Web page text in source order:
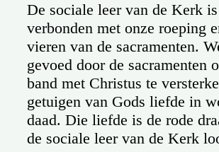
De sociale leer van de Kerk
verbonden met onze roeping
vieren van de sacramenten.
gevoed door de sacramenten
band met Christus te
getuigen van Gods liefde in
daad. Die liefde is de rode
de sociale leer van de Kerk